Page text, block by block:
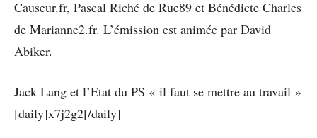
Causeur.fr, Pascal Riché de Rue89 et Bénédicte Charles
de Marianne2.fr. L’émission est animée par David
Abiker.
Jack Lang et l’Etat du PS « il faut se mettre au travail »
[daily]x7j2g2[/daily]